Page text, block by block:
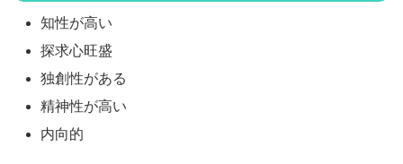
知性が高い
探求心旺盛
独創性がある
精神性が高い
内向的